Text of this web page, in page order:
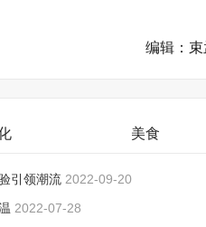
编辑：束
美食
引领潮流 2022-09-20
2022-07-28